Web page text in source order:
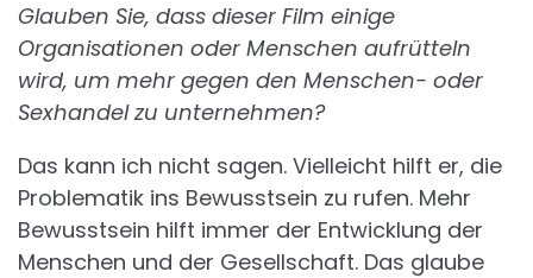
Glauben Sie, dass dieser Film einige
Organisationen oder Menschen aufrütteln
wird, um mehr gegen den Menschen- oder
Sexhandel zu unternehmen?
Das kann ich nicht sagen. Vielleicht hilft er, die
Problematik ins Bewusstsein zu rufen. Mehr
Bewusstsein hilft immer der Entwicklung der
Menschen und der Gesellschaft. Das glaube